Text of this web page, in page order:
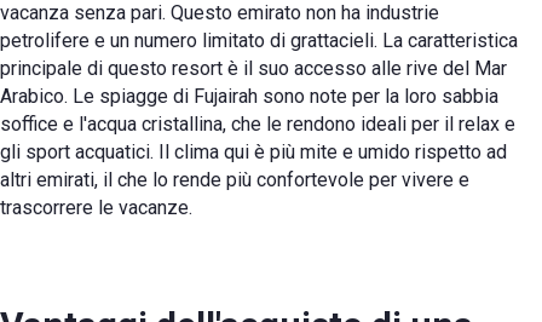
vacanza senza pari. Questo emirato non ha industrie
petrolifere e un numero limitato di grattacieli. La caratteristica
principale di questo resort è il suo accesso alle rive del Mar
Arabico. Le spiagge di Fujairah sono note per la loro sabbia
soffice e l'acqua cristallina, che le rendono ideali per il relax e
gli sport acquatici. Il clima qui è più mite e umido rispetto ad
altri emirati, il che lo rende più confortevole per vivere e
trascorrere le vacanze.